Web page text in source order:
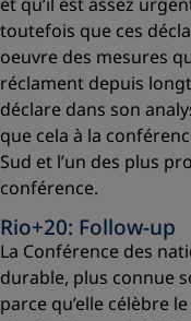
toutefois que ces
oeuvre des mesures
réclament depuis
déclare dans son
que cela à la
Sud et l’un des plus
conférence.
Rio+20: Follow-up
La Conférence des
durable, plus connue
parce qu’elle célèbre